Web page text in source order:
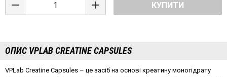
КУПИТИ
ОПИС VPLAB CREATINE CAPSULES
VPLab Creatine Capsules – це засіб на основі креатину моногідрату